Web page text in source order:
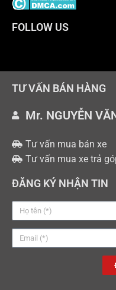
FOLLOW US
TƯ VẤN BÁN HÀNG
Mr. NGUYỄN
Tư vấn mua bán xe
Tư vấn mua xe trả
ĐĂNG KÝ NHẬN TIN